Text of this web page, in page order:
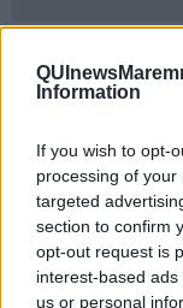
Information
If you wish to opt-
processing of
targeted
section to confirm
opt-out request is
interest-based
us or personal
Isola d’Elba, Marina
Ottobre
Isola del Giglio 20
Isola di Ponza,
Sono stati infatti oltre